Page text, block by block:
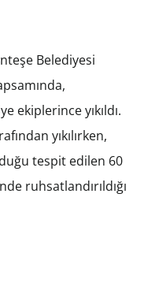
Belediyesi
ekiplerince yıkıldı.
yıkılırken,
tespit edilen 60
ruhsatlandırıldığı